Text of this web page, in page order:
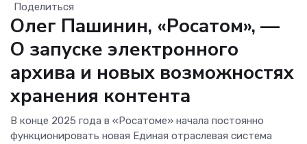
Поделиться
Олег Пашинин, «Росатом», —
О запуске электронного
архива и новых возможностях
хранения контента
В конце 2025 года в «Росатоме» начала постоянно
функционировать новая Единая отраслевая система